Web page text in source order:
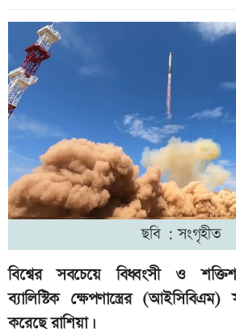
ছবি : সংগৃহীত
বিশ্বের সবচেয়ে বিধ্বংসী ও
ব্যালিস্টিক ক্ষেপণাস্ত্রের
করেছে রাশিয়া।